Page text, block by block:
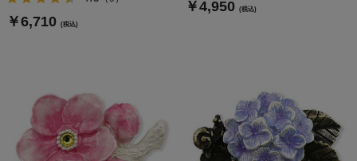
￥6,710 (税込)
￥4,950 (税込)